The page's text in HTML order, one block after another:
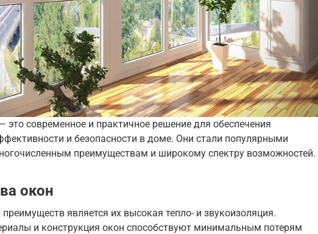
это современное и практичное решение для обеспечения
и безопасности в доме. Они стали популярными
преимуществам и широкому спектру возможностей.
окон
является их высокая тепло- и звукоизоляция.
и конструкция окон способствуют минимальным потерям